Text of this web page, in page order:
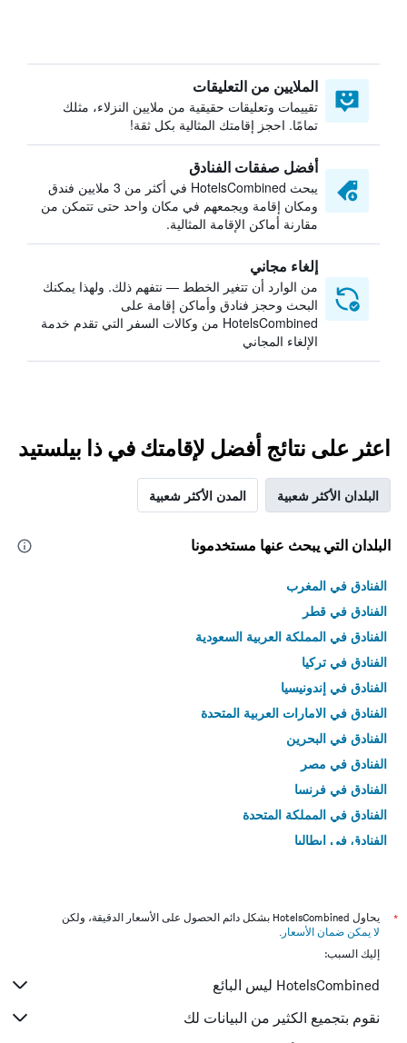
الملايين من التعليقات
تقييمات وتعليقات حقيقية من ملايين النزلاء، مثلك
تمامًا. احجز إقامتك المثالية بكل ثقة!
أفضل صفقات الفنادق
يبحث HotelsCombined في أكثر من 3 ملايين فندق
ومكان إقامة ويجمعهم في مكان واحد حتى تتمكن من
مقارنة أماكن الإقامة المثالية.
إلغاء مجاني
من الوارد أن تتغير الخطط — نتفهم ذلك. ولهذا يمكنك
البحث وحجز فنادق وأماكن إقامة على
HotelsCombined من وكالات السفر التي تقدم خدمة
الإلغاء المجاني
اعثر على نتائج أفضل لإقامتك في ذا بيلستيد
البلدان الأكثر شعبية المدن الأكثر شعبية
البلدان التي يبحث عنها مستخدمونا
الفنادق في المغرب
الفنادق في قطر
الفنادق في المملكة العربية السعودية
الفنادق في تركيا
الفنادق في إندونيسيا
الفنادق في الامارات العربية المتحدة
الفنادق في البحرين
الفنادق في مصر
الفنادق في فرنسا
الفنادق في المملكة المتحدة
الفنادق في إيطاليا
*
يحاول HotelsCombined بشكل دائم الحصول على الأسعار الدقيقة، ولكن
لا يمكن ضمان الأسعار .
إليك السبب:
HotelsCombined ليس البائع
نقوم بتجميع الكثير من البيانات لك